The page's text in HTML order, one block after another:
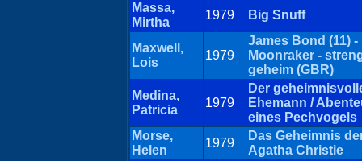
Massa,
Mirtha
1979 Big Snuff
Maxwell,
Lois
1979
James Bond (11) -
Moonraker -
geheim (GBR)
Medina,
Patricia
1979
Der
Ehemann /
eines Pechvogels
Morse,
Helen
1979
Das Geheimnis
Agatha Christie